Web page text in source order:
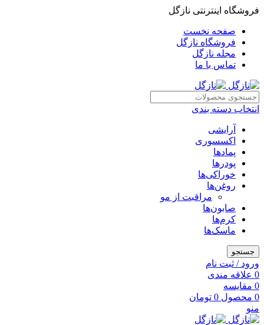
فروشگاه اینترنتی نازگل
صفحه نخست
فروشگاه نازگل
مجله نازگل
تماس با ما
انتخاب دسته بندی
آرایشی
اکسسوری
پمادها
پودرها
خوراکی‌ها
روغن‌ها
مراقبت از مو
صابون‌ها
کرم‌ها
ماسک‌ها
جستجو
ورود / ثبت نام
0 علاقه مندی
0 مقایسه
0 محصول 0 تومان
منو